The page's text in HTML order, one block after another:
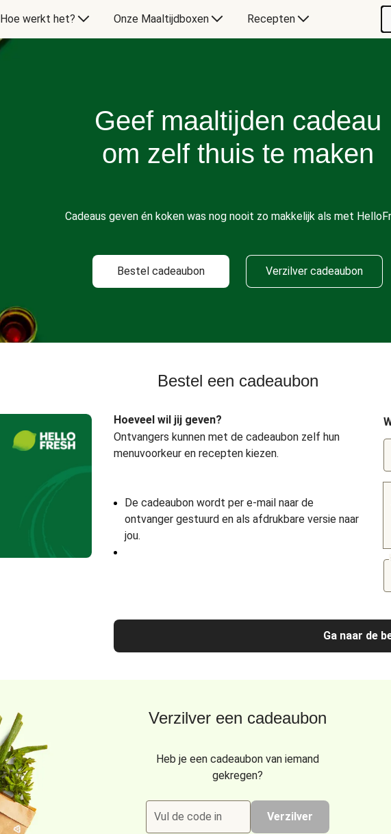
Hoe werkt het? Onze Maaltijdboxen Recepten
Geef maaltijden cadeau
om zelf thuis te maken
Cadeaus geven én koken was nog nooit zo makkelijk als met
Bestel cadeaubon Verzilver cadeaubon
Bestel een cadeaubon
Hoeveel wil jij geven?
Ontvangers kunnen met de cadeaubon zelf hun
menuvoorkeur en recepten kiezen.
De cadeaubon wordt per e-mail naar de
ontvanger gestuurd en als afdrukbare versie naar
jou.
Ga naar de
Verzilver een cadeaubon
Heb je een cadeaubon van iemand
gekregen?
Vul de code in Verzilver